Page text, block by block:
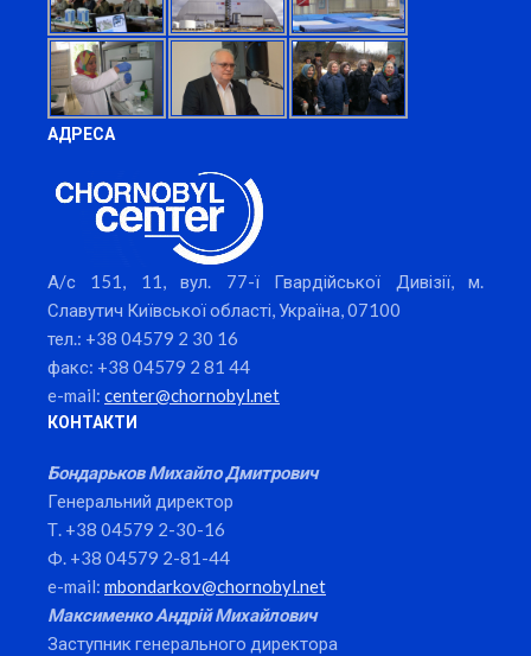
АДРЕСА
А/с 151, 11, вул. 77-ї Гвардійської Дивізії, м.
Славутич Київської області, Україна, 07100
тел.: +38 04579 2 30 16
факс: +38 04579 2 81 44
e-mail: center@chornobyl.net
КОНТАКТИ
Бондарьков Михайло Дмитрович
Генеральний директор
Т. +38 04579 2-30-16
Ф. +38 04579 2-81-44
e-mail: mbondarkov@chornobyl.net
Максименко Андрій Михайлович
Заступник генерального директора